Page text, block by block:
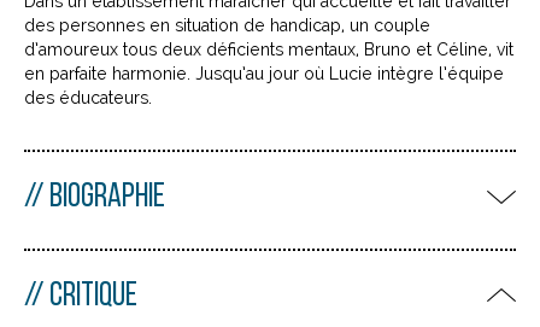
des personnes en situation de handicap, un couple
d’amoureux tous deux déficients mentaux, Bruno et Céline, vit
en parfaite harmonie. Jusqu’au jour où Lucie intègre l’équipe
des éducateurs.
BIOGRAPHIE
CRITIQUE